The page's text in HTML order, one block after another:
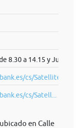
8.30 a 14.15 y Jueves
cs/Satellite/
cs/Satell...
en Calle